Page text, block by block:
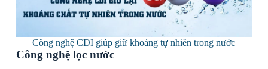
Công nghệ CDI giúp giữ khoáng tự nhiên trong nước
Công nghệ lọc nước